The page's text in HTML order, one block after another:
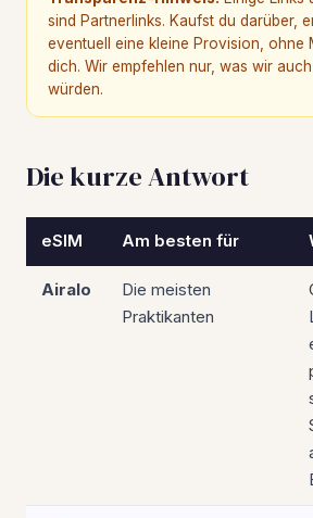
sind Partnerlinks. Kaufst du darüber,
eventuell eine kleine Provision, ohne
dich. Wir empfehlen nur, was wir
würden.
Die kurze Antwort
eSIM Am besten für
Airalo
Die meisten
Praktikanten